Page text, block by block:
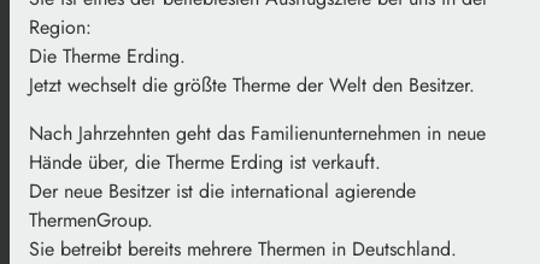
Region:
Die Therme Erding.
Jetzt wechselt die größte Therme der Welt den Besitzer.
Nach Jahrzehnten geht das Familienunternehmen in neue
Hände über, die Therme Erding ist verkauft.
Der neue Besitzer ist die international agierende
ThermenGroup.
Sie betreibt bereits mehrere Thermen in Deutschland.